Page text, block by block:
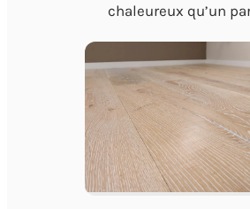
chaleureux qu’un